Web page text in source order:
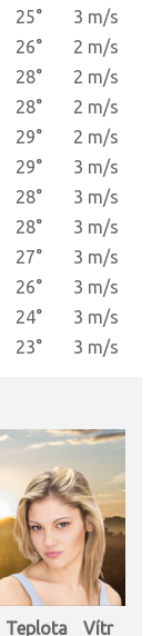
25°
3 m/s
26°
2 m/s
28°
2 m/s
28°
2 m/s
29°
2 m/s
29°
3 m/s
28°
3 m/s
28°
3 m/s
27°
3 m/s
26°
3 m/s
24°
3 m/s
23° 3 m/s
Teplota
Vítr